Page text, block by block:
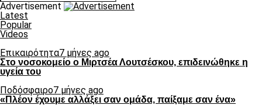
Advertisement
Latest
Popular
Videos
Επικαιρότητα7 μήνες ago
Στο νοσοκομείο ο Μιρτσέα Λουτσέσκου, επιδεινώθηκε η
υγεία του
Ποδόσφαιρο7 μήνες ago
«Πλέον έχουμε αλλάξει σαν ομάδα, παίξαμε σαν ένα»